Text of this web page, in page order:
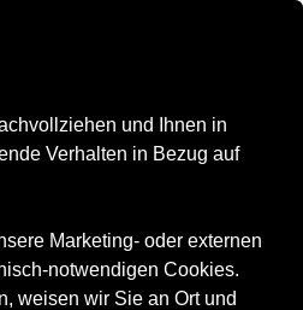
und Ihnen in
Verhalten in Bezug auf
Marketing- oder externen
notwendigen Cookies.
weisen wir Sie an Ort und